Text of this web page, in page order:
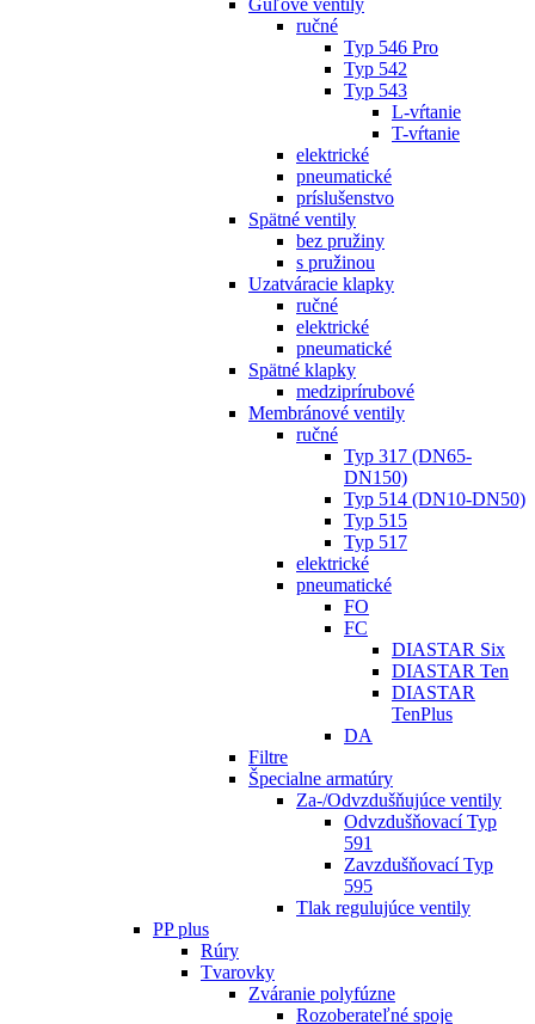
Guľové ventily
ručné
Typ 546 Pro
Typ 542
Typ 543
L-vŕtanie
T-vŕtanie
elektrické
pneumatické
príslušenstvo
Spätné ventily
bez pružiny
s pružinou
Uzatváracie klapky
ručné
elektrické
pneumatické
Spätné klapky
medziprírubové
Membránové ventily
ručné
Typ 317 (DN65-
DN150)
Typ 514 (DN10-DN50)
Typ 515
Typ 517
elektrické
pneumatické
FO
FC
DIASTAR Six
DIASTAR Ten
DIASTAR
TenPlus
DA
Filtre
Špecialne armatúry
Za-/Odvzdušňujúce ventily
Odvzdušňovací Typ
591
Zavzdušňovací Typ
595
Tlak regulujúce ventily
PP plus
Rúry
Tvarovky
Zváranie polyfúzne
Rozoberateľné spoje